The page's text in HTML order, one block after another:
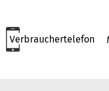
Verbrauchertelefon